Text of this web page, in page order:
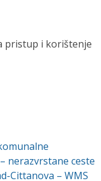
pristup i korištenje
nerazvrstane ceste
Cittanova – WMS